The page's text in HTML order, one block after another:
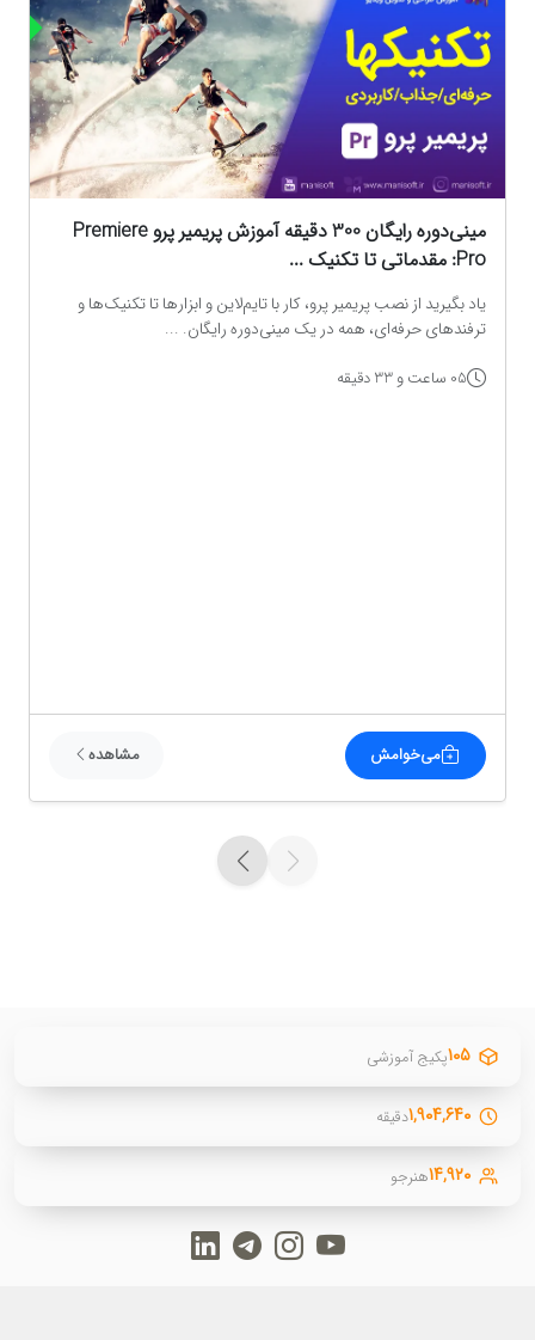
مینی‌دوره رایگان 300 دقیقه آموزش پریمیر پرو Premiere
Pro: مقدماتی تا تکنیک‌ ...
یاد بگیرید از نصب پریمیر پرو، کار با تایم‌لاین و ابزارها تا تکنیک‌ها و
ترفندهای حرفه‌ای، همه در یک مینی‌دوره رایگان. ...
05 ساعت و 33 دقیقه
می‌خوامش مشاهده
۱۰۵پکیج آموزشی
۱,۹۰۴,۶۴۰دقیقه
۱۴,۹۲۰هنرجو